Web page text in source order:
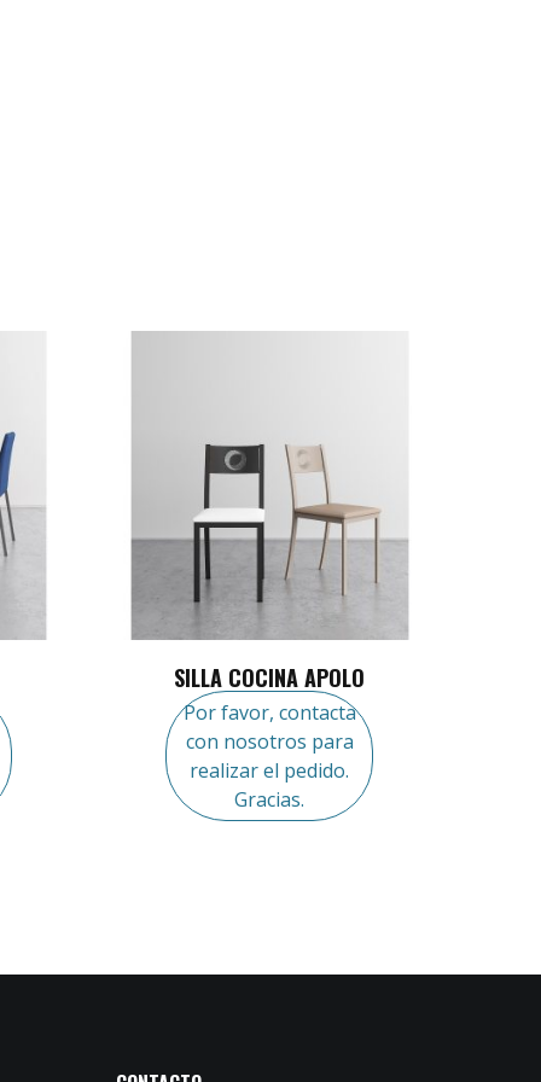
SILLA COCINA APOLO
Por favor, contacta
con nosotros para
realizar el pedido.
Gracias.